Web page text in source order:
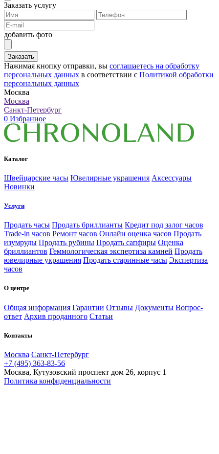
Заказать услугу
добавить фото
Заказать
Нажимая кнопку отправки, вы соглашаетесь на обработку
персональных данных в соответствии с Политикой обработки
персональных данных
Москва
Москва
Санкт-Петербург
0 Избранное
Каталог
Швейцарские часы Ювелирные украшения Аксессуары
Новинки
Услуги
Продать часы Продать бриллианты Кредит под залог часов
Trade-in часов Ремонт часов Онлайн оценка часов Продать
изумруды Продать рубины Продать сапфиры Оценка
бриллиантов Геммологическая экспертиза камней Продать
ювелирные украшения Продать старинные часы Экспертиза
часов
О центре
Общая информация Гарантии Отзывы Документы Вопрос-
ответ Архив проданного Статьи
Контакты
Москва Санкт-Петербург
+7 (495) 363-83-56
Москва, Кутузовский проспект дом 26, корпус 1
Политика конфиденциальности